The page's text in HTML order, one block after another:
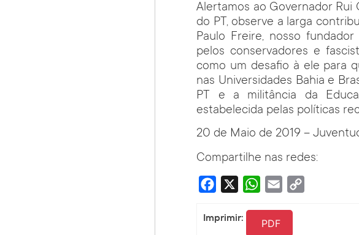
Alertamos ao Governador
do PT, observe a larga
Paulo Freire, nosso
pelos conservadores e
como um desafio à ele para
nas Universidades Bahia e
PT e a militância da
estabelecida pelas políticas
20 de Maio de 2019 –
Compartilhe nas redes:
Facebook WhatsApp
Email
Imprimir: PDF